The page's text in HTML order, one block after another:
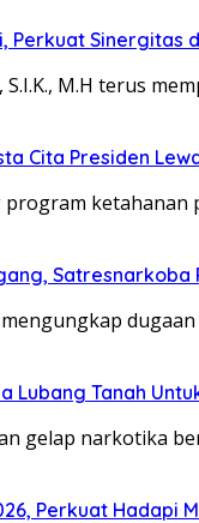
Perkuat Sinergitas
S.I.K., M.H terus
Cita Presiden
Lubang Tanah
gelap narkotika
Perkuat Hadapi